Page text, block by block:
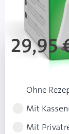
Mehr über das
29,95
Rezeptart
Ohne
Mit
Mit